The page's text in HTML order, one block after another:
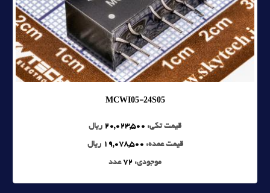
MCWI05-24S05
قیمت تکی: 20,023,500 ریال
قیمت عمده: 19,078,500 ریال
موجودی: 72عدد